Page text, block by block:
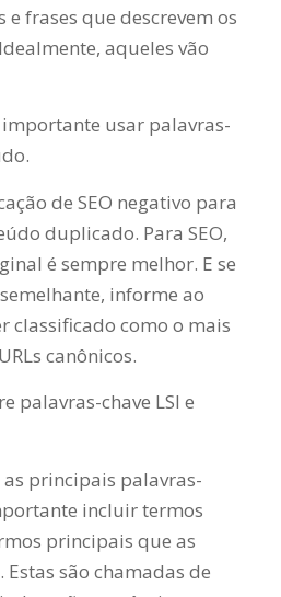
frases que descrevem os
aqueles vão
usar palavras-
de SEO negativo para
duplicado. Para SEO,
é sempre melhor. E se
informe ao
classificado como o mais
canônicos.
palavras-chave LSI e
as principais palavras-
incluir termos
principais que as
são chamadas de